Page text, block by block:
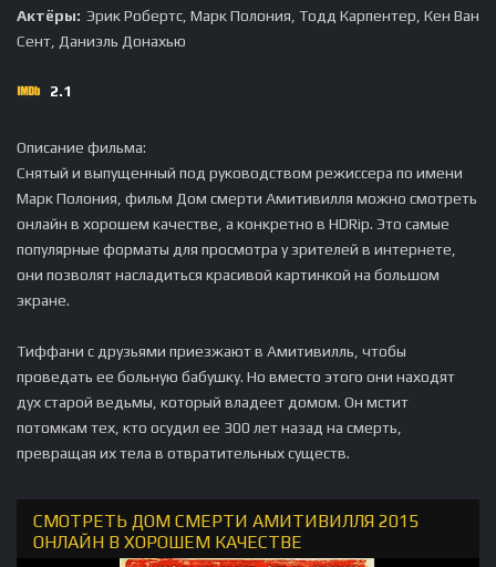
Актёры: Эрик Робертс, Марк Полония, Тодд Карпентер, Кен Ван
Сент, Даниэль Донахью
2.1
Описание фильма:
Снятый и выпущенный под руководством режиссера по имени
Марк Полония, фильм Дом смерти Амитивилля можно смотреть
онлайн в хорошем качестве, а конкретно в HDRip. Это самые
популярные форматы для просмотра у зрителей в интернете,
они позволят насладиться красивой картинкой на большом
экране.
Тиффани с друзьями приезжают в Амитивилль, чтобы
проведать ее больную бабушку. Но вместо этого они находят
дух старой ведьмы, который владеет домом. Он мстит
потомкам тех, кто осудил ее 300 лет назад на смерть,
превращая их тела в отвратительных существ.
СМОТРЕТЬ ДОМ СМЕРТИ АМИТИВИЛЛЯ 2015
ОНЛАЙН В ХОРОШЕМ КАЧЕСТВЕ